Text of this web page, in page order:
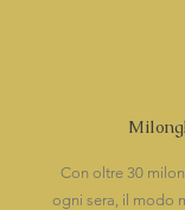
Con oltre 30
ogni sera, il modo